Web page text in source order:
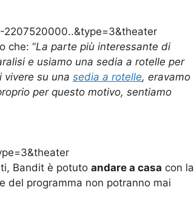
che: “La parte più interessante di
e usiamo una sedia a rotelle per
vivere su una sedia a rotelle, eravamo
per questo motivo, sentiamo
Bandit è potuto andare a casa con la
del programma non potranno mai